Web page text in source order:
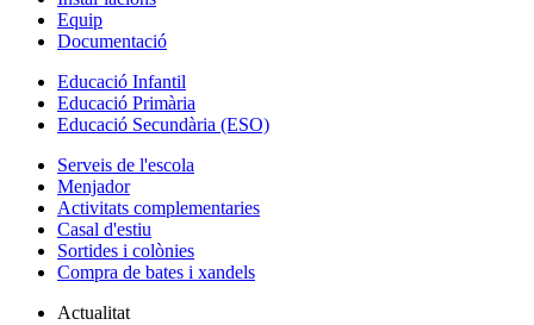
Equip
Documentació
Educació Infantil
Educació Primària
Educació Secundària (ESO)
Serveis de l'escola
Menjador
Activitats complementaries
Casal d'estiu
Sortides i colònies
Compra de bates i xandels
Actualitat